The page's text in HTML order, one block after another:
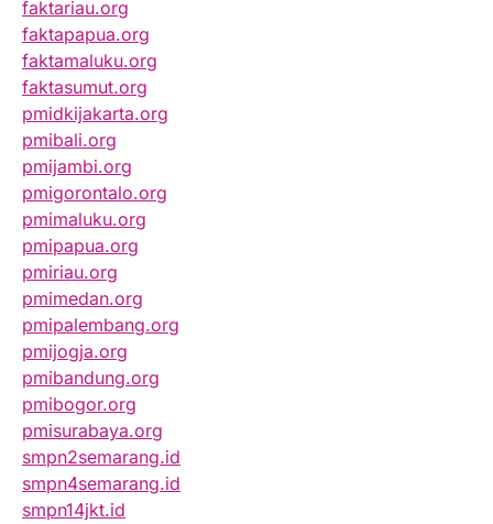
faktariau.org
faktapapua.org
faktamaluku.org
faktasumut.org
pmidkijakarta.org
pmibali.org
pmijambi.org
pmigorontalo.org
pmimaluku.org
pmipapua.org
pmiriau.org
pmimedan.org
pmipalembang.org
pmijogja.org
pmibandung.org
pmibogor.org
pmisurabaya.org
smpn2semarang.id
smpn4semarang.id
smpn14jkt.id